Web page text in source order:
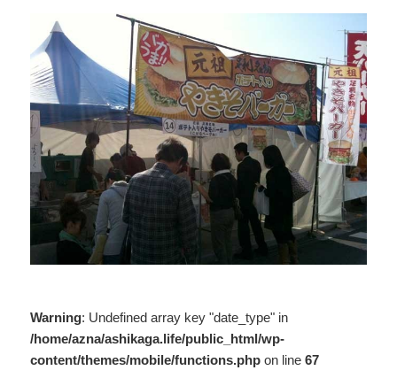
Warning: Undefined array key "date_type" in
/home/azna/ashikaga.life/public_html/wp-
content/themes/mobile/functions.php on line67